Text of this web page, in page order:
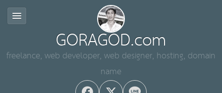
GORAGOD.com
freelance, web developer, web designer, hosting, domain
name